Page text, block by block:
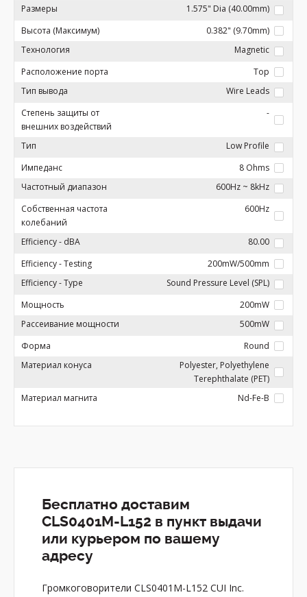
Размеры
1.575" Dia (40.00mm)
Высота (Максимум)
0.382" (9.70mm)
Технология
Magnetic
Расположение порта
Top
Тип вывода
Wire Leads
Степень защиты от
внешних воздействий
-
Тип
Low Profile
Импеданс
8 Ohms
Частотный диапазон
600Hz ~ 8kHz
Собственная частота
колебаний
600Hz
Efficiency - dBA
80.00
Efficiency - Testing
200mW/500mm
Efficiency - Type
Sound Pressure Level (SPL)
Мощность
200mW
Рассеивание мощности
500mW
Форма
Round
Материал конуса
Polyester, Polyethylene
Terephthalate (PET)
Материал магнита
Nd-Fe-B
Бесплатно доставим
CLS0401M-L152 в пункт выдачи
или курьером по вашему
адресу
Громкоговорители CLS0401M-L152 CUI Inc.